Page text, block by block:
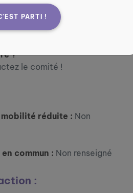
PARTI !
?
le comité !
réduite : Non
commun : Non renseigné
: